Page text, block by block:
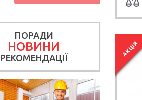
ПОРАДИ
НОВИНИ
РЕКОМЕНДАЦІЇ
АКЦІЯ